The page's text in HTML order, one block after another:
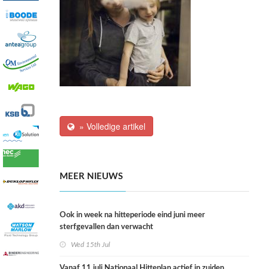
» Volledige artikel
MEER NIEUWS
Ook in week na hitteperiode eind juni meer
sterfgevallen dan verwacht
Wed 15th Jul